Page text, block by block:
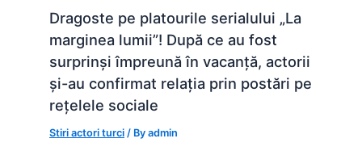
Dragoste pe platourile serialului „La
marginea lumii”! După ce au fost
surprinși împreună în vacanță, actorii
și-au confirmat relația prin postări pe
rețelele sociale
Stiri actori turci / Byadmin